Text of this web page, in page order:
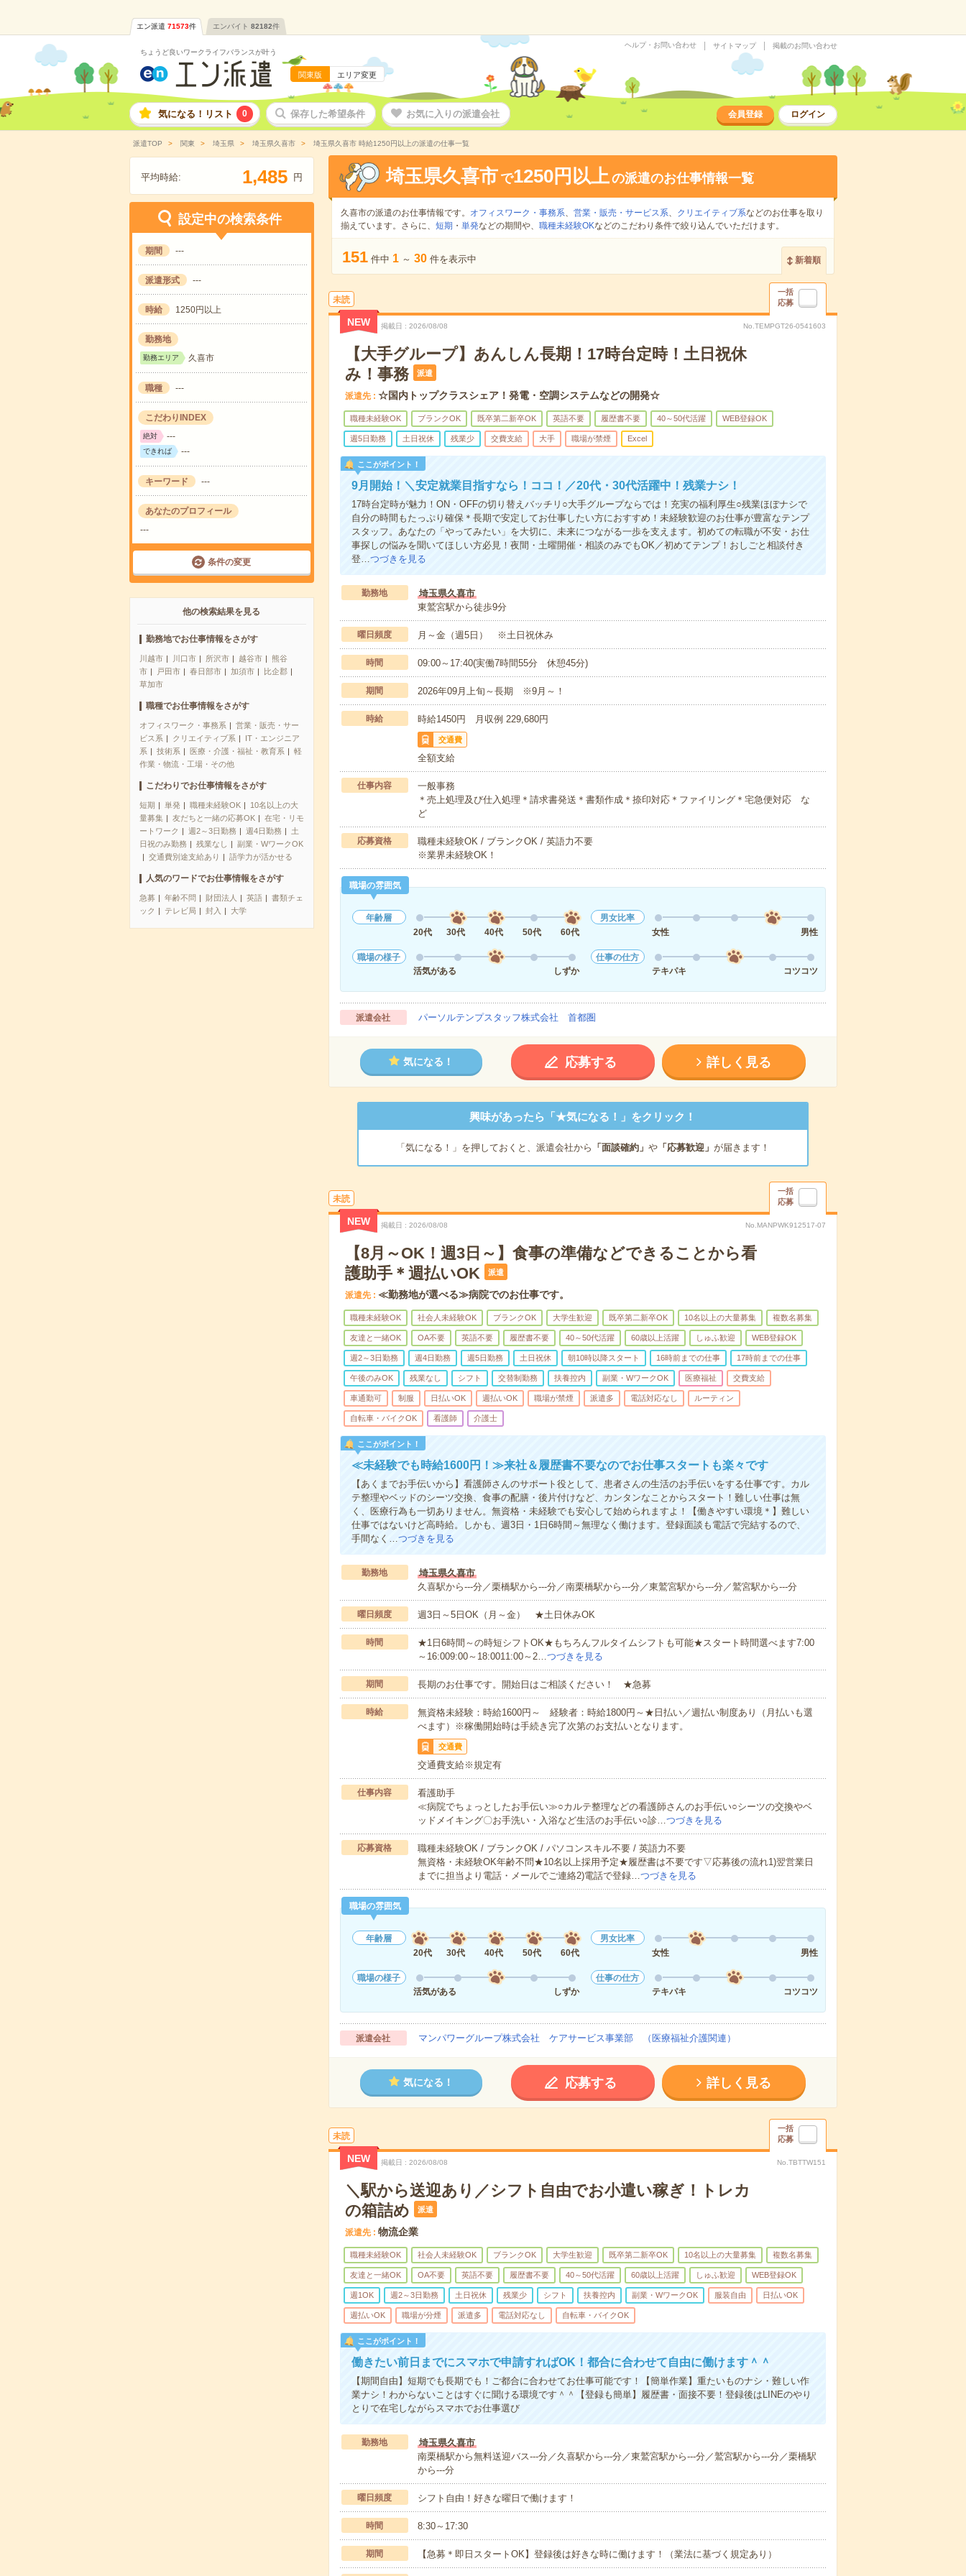
エン派遣 71573件 エンバイト 82182件
ちょうど良いワークライフバランスが叶う
関東版 エリア変更
ヘルプ・お問い合わせ サイトマップ 掲載のお問い合わせ
気になる！リスト 0 保存した希望条件 お気に入りの派遣会社 会員登録 ログイン
派遣TOP 関東 埼玉県 埼玉県久喜市 埼玉県久喜市 時給1250円以上の派遣の仕事一覧
平均時給: 1,485 円
設定中の検索条件
期間 ---
派遣形式 ---
時給 1250円以上
勤務地
勤務エリア 久喜市
職種 ---
こだわりINDEX
絶対 ---
できれば ---
キーワード ---
あなたのプロフィール
---
条件の変更
他の検索結果を見る
勤務地でお仕事情報をさがす
川越市 川口市 所沢市 越谷市
熊谷
市
戸田市 春日部市 加須市
比企郡
草加市
職種でお仕事情報をさがす
オフィスワーク・事務系
営業・販売・サー
ビス系
クリエイティブ系
IT・エンジニア
系
技術系 医療・介護・福祉・教育系
軽
作業・物流・工場・その他
こだわりでお仕事情報をさがす
短期 単発 職種未経験OK
10名以上の大
量募集
友だちと一緒の応募OK
在宅・リモ
ートワーク
週2～3日勤務 週4日勤務
土
日祝のみ勤務
残業なし
副業・WワークOK
交通費別途支給あり
語学力が活かせる
人気のワードでお仕事情報をさがす
急募 年齢不問 財団法人 英語
書類チェ
ック
テレビ局 封入 大学
埼玉県久喜市 で1250円以上の派遣のお仕事情報一覧
久喜市の派遣のお仕事情報です。 オフィスワーク・事務系、 営業・販売・サービス系、 クリエイティブ系などのお仕事を取り
揃えています。さらに、 短期 ・ 単発などの期間や、 職種未経験OKなどのこだわり条件で絞り込んでいただけます。
151 件中 1 ～ 30 件を表示中 新着順
未読
一括
応募
NEW 掲載日 2026/08/08 No.TEMPGT26-0541603
【大手グループ】あんしん長期！17時台定時！土日祝休
み！事務
派遣
派遣先 ☆国内トップクラスシェア！発電・空調システムなどの開発☆
職種未経験OK ブランクOK 既卒第二新卒OK 英語不要 履歴書不要 40～50代活躍 WEB登録OK
週5日勤務 土日祝休 残業少 交費支給 大手 職場が禁煙 Excel
ここがポイント！
9月開始！＼安定就業目指すなら！ココ！／20代・30代活躍中！残業ナシ！
17時台定時が魅力！ON・OFFの切り替えバッチリ○大手グループならでは！充実の福利厚生○残業ほぼナシで
自分の時間もたっぷり確保＊長期で安定してお仕事したい方におすすめ！未経験歓迎のお仕事が豊富なテンプ
スタッフ。あなたの「やってみたい」を大切に、未来につながる一歩を支えます。初めての転職が不安・お仕
事探しの悩みを聞いてほしい方必見！夜間・土曜開催・相談のみでもOK／初めてテンプ！おしごと相談付き
登…つづきを見る
勤務地
埼玉県久喜市
東鷲宮駅から徒歩9分
曜日頻度 月～金（週5日） ※土日祝休み
時間 09:00～17:40(実働7時間55分 休憩45分)
期間 2026年09月上旬～長期 ※9月～！
時給 時給1450円 月収例 229,680円
交通費
全額支給
仕事内容
一般事務
＊売上処理及び仕入処理＊請求書発送＊書類作成＊捺印対応＊ファイリング＊宅急便対応 な
ど
応募資格
職種未経験OK / ブランクOK / 英語力不要
※業界未経験OK！
職場の雰囲気
年齢層
20代
30代 40代 50代 60代
男女比率
女性
男性
職場の様子
活気がある
しずか
仕事の仕方
テキパキ
コツコツ
派遣会社 パーソルテンプスタッフ株式会社 首都圏
気になる！ 応募する 詳しく見る
興味があったら「★気になる！」をクリック！
「気になる！」を押しておくと、派遣会社から 「面談確約」 や「応募歓迎」 が届きます！
未読
一括
応募
NEW 掲載日 2026/08/08 No.MANPWK912517-07
【8月～OK！週3日～】食事の準備などできることから看
護助手＊週払いOK
派遣
派遣先 ≪勤務地が選べる≫病院でのお仕事です。
職種未経験OK 社会人未経験OK ブランクOK 大学生歓迎 既卒第二新卒OK 10名以上の大量募集 複数名募集
友達と一緒OK OA不要 英語不要 履歴書不要 40～50代活躍 60歳以上活躍 しゅふ歓迎 WEB登録OK
週2～3日勤務 週4日勤務 週5日勤務 土日祝休 朝10時以降スタート 16時前までの仕事 17時前までの仕事
午後のみOK 残業なし シフト 交替制勤務 扶養控内 副業・WワークOK 医療福祉 交費支給
車通勤可 制服 日払いOK 週払いOK 職場が禁煙 派遣多 電話対応なし ルーティン
自転車・バイクOK 看護師 介護士
ここがポイント！
≪未経験でも時給1600円！≫来社＆履歴書不要なのでお仕事スタートも楽々です
【あくまでお手伝いから】看護師さんのサポート役として、患者さんの生活のお手伝いをする仕事です。カル
テ整理やベッドのシーツ交換、食事の配膳・後片付けなど、カンタンなことからスタート！難しい仕事は無
く、医療行為も一切ありません。無資格・未経験でも安心して始められますよ！【働きやすい環境＊】難しい
仕事ではないけど高時給。しかも、週3日・1日6時間～無理なく働けます。登録面談も電話で完結するので、
手間なく…つづきを見る
勤務地
埼玉県久喜市
久喜駅から---分／栗橋駅から---分／南栗橋駅から---分／東鷲宮駅から---分／鷲宮駅から---分
曜日頻度 週3日～5日OK（月～金） ★土日休みOK
時間
★1日6時間～の時短シフトOK★もちろんフルタイムシフトも可能★スタート時間選べます7:00
～16:009:00～18:0011:00～2…つづきを見る
期間 長期のお仕事です。開始日はご相談ください！ ★急募
時給
無資格未経験：時給1600円～ 経験者：時給1800円～★日払い／週払い制度あり（月払いも選
べます）※稼働開始時は手続き完了次第のお支払いとなります。
交通費
交通費支給※規定有
仕事内容
看護助手
≪病院でちょっとしたお手伝い≫○カルテ整理などの看護師さんのお手伝い○シーツの交換やベ
ッドメイキング〇お手洗い・入浴など生活のお手伝い○診…つづきを見る
応募資格
職種未経験OK / ブランクOK / パソコンスキル不要 / 英語力不要
無資格・未経験OK年齢不問★10名以上採用予定★履歴書は不要です▽応募後の流れ1)翌営業日
までに担当より電話・メールでご連絡2)電話で登録…つづきを見る
職場の雰囲気
年齢層
20代
30代 40代 50代 60代
男女比率
女性
男性
職場の様子
活気がある
しずか
仕事の仕方
テキパキ
コツコツ
派遣会社 マンパワーグループ株式会社 ケアサービス事業部 （医療福祉介護関連）
気になる！ 応募する 詳しく見る
未読
一括
応募
NEW 掲載日 2026/08/08 No.TBTTW151
＼駅から送迎あり／シフト自由でお小遣い稼ぎ！トレカ
の箱詰め
派遣
派遣先 物流企業
職種未経験OK 社会人未経験OK ブランクOK 大学生歓迎 既卒第二新卒OK 10名以上の大量募集 複数名募集
友達と一緒OK OA不要 英語不要 履歴書不要 40～50代活躍 60歳以上活躍 しゅふ歓迎 WEB登録OK
週1OK 週2～3日勤務 土日祝休 残業少 シフト 扶養控内 副業・WワークOK 服装自由 日払いOK
週払いOK 職場が分煙 派遣多 電話対応なし 自転車・バイクOK
ここがポイント！
働きたい前日までにスマホで申請すればOK！都合に合わせて自由に働けます＾＾
【期間自由】短期でも長期でも！ご都合に合わせてお仕事可能です！【簡単作業】重たいものナシ・難しい作
業ナシ！わからないことはすぐに聞ける環境です＾＾【登録も簡単】履歴書・面接不要！登録後はLINEのやり
とりで在宅しながらスマホでお仕事選び
勤務地
埼玉県久喜市
南栗橋駅から無料送迎バス---分／久喜駅から---分／東鷲宮駅から---分／鷲宮駅から---分／栗橋駅
から---分
曜日頻度 シフト自由！好きな曜日で働けます！
時間 8:30～17:30
期間 【急募＊即日スタートOK】登録後は好きな時に働けます！（業法に基づく規定あり）